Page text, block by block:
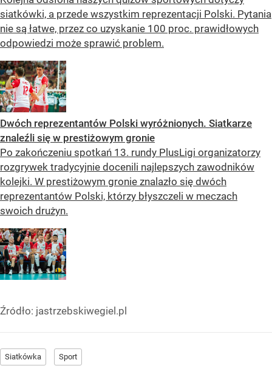
siatkówki, a przede wszystkim reprezentacji Polski. Pytania
nie są łatwe, przez co uzyskanie 100 proc. prawidłowych
odpowiedzi może sprawić problem.
Dwóch reprezentantów Polski wyróżnionych. Siatkarze
znaleźli się w prestiżowym gronie
Po zakończeniu spotkań 13. rundy PlusLigi organizatorzy
rozgrywek tradycyjnie docenili najlepszych zawodników
kolejki. W prestiżowym gronie znalazło się dwóch
reprezentantów Polski, którzy błyszczeli w meczach
swoich drużyn.
Źródło: jastrzebskiwegiel.pl
Siatkówka Sport